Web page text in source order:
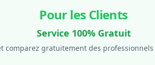
Pour les Clients
Service 100% Gratuit
comparez gratuitement des professionnels